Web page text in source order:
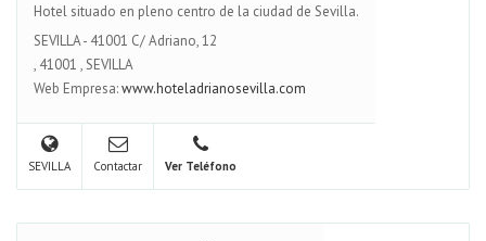
Hotel situado en pleno centro de la ciudad de Sevilla.
SEVILLA - 41001 C/ Adriano, 12
, 41001 ,SEVILLA
Web Empresa:www.hoteladrianosevilla.com
SEVILLA Contactar Ver Teléfono